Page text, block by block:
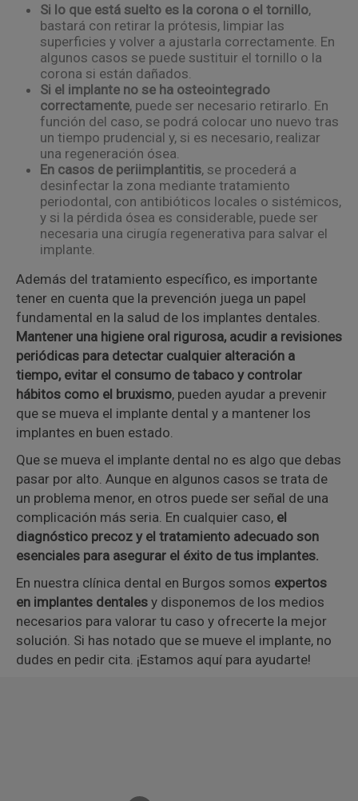
Si lo que está suelto es la corona o el tornillo,
bastará con retirar la prótesis, limpiar las
superficies y volver a ajustarla correctamente. En
algunos casos se puede sustituir el tornillo o la
corona si están dañados.
Si el implante no se ha osteointegrado
correctamente, puede ser necesario retirarlo. En
función del caso, se podrá colocar uno nuevo tras
un tiempo prudencial y, si es necesario, realizar
una regeneración ósea.
En casos de periimplantitis, se procederá a
desinfectar la zona mediante tratamiento
periodontal, con antibióticos locales o sistémicos,
y si la pérdida ósea es considerable, puede ser
necesaria una cirugía regenerativa para salvar el
implante.
Además del tratamiento específico, es importante
tener en cuenta que la prevención juega un papel
fundamental en la salud de los implantes dentales.
Mantener una higiene oral rigurosa, acudir a revisiones
periódicas para detectar cualquier alteración a
tiempo, evitar el consumo de tabaco y controlar
hábitos como el bruxismo, pueden ayudar a prevenir
que se mueva el implante dental y a mantener los
implantes en buen estado.
Que se mueva el implante dental no es algo que debas
pasar por alto. Aunque en algunos casos se trata de
un problema menor, en otros puede ser señal de una
complicación más seria. En cualquier caso, el
diagnóstico precoz y el tratamiento adecuado son
esenciales para asegurar el éxito de tus implantes.
En nuestra clínica dental en Burgos somos expertos
en implantes dentales y disponemos de los medios
necesarios para valorar tu caso y ofrecerte la mejor
solución. Si has notado que se mueve el implante, no
dudes en pedir cita. ¡Estamos aquí para ayudarte!